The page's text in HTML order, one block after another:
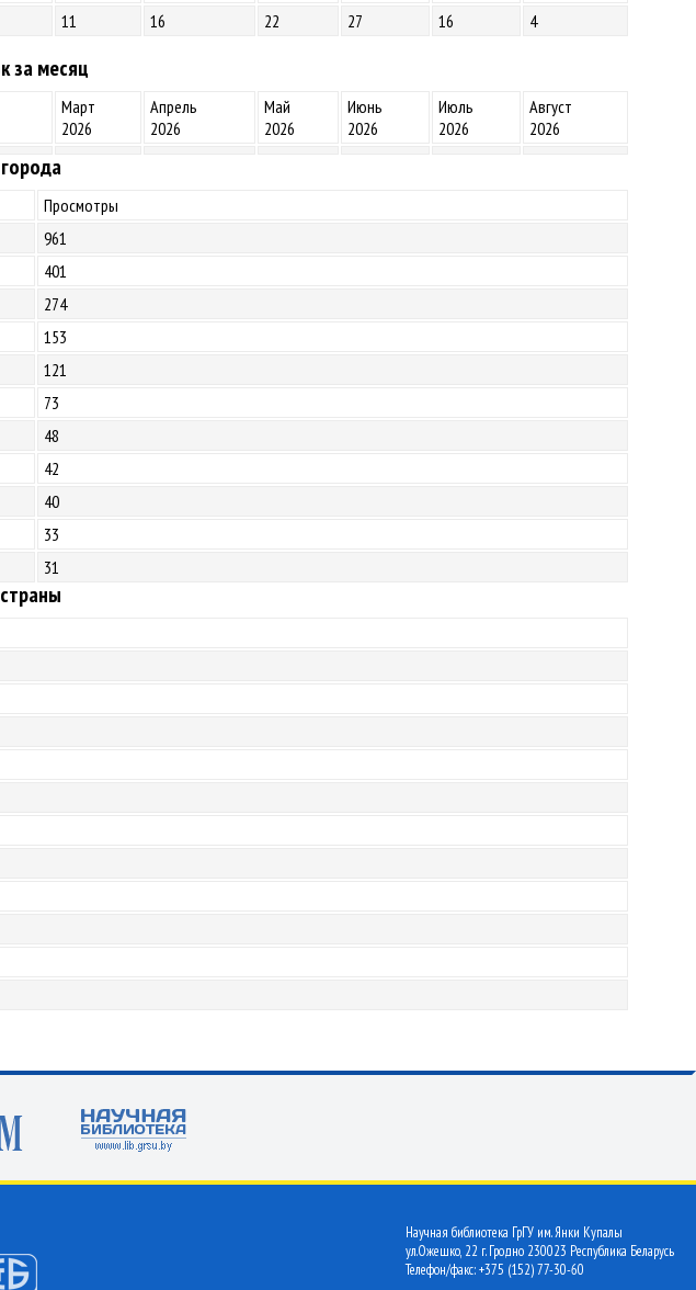
11 16 22 27 16 4
за месяц
Март
2026
Апрель
2026
Май
2026
Июнь
2026
Июль
2026
Август
2026
Просмотры
961
401
274
153
121
73
48
42
40
33
31
Научная библиотека ГрГУ им. Янки Купалы
ул.Ожешко, 22 г. Гродно 230023 Республика Беларусь
Телефон/факс: +375 (152) 77-30-60